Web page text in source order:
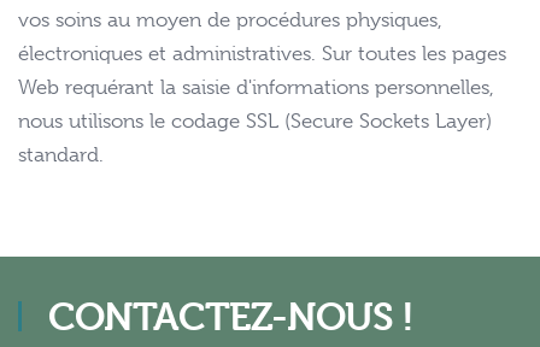
vos soins au moyen de procédures physiques,
électroniques et administratives. Sur toutes les pages
Web requérant la saisie d'informations personnelles,
nous utilisons le codage SSL (Secure Sockets Layer)
standard.
CONTACTEZ-NOUS !